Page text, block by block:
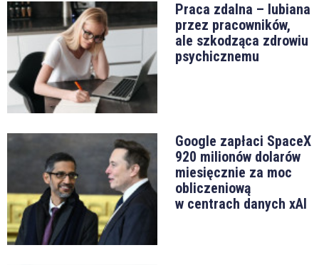
Praca zdalna – lubiana
przez pracowników,
ale szkodząca zdrowiu
psychicznemu
Google zapłaci SpaceX
920 milionów dolarów
miesięcznie za moc
obliczeniową
w centrach danych xAI